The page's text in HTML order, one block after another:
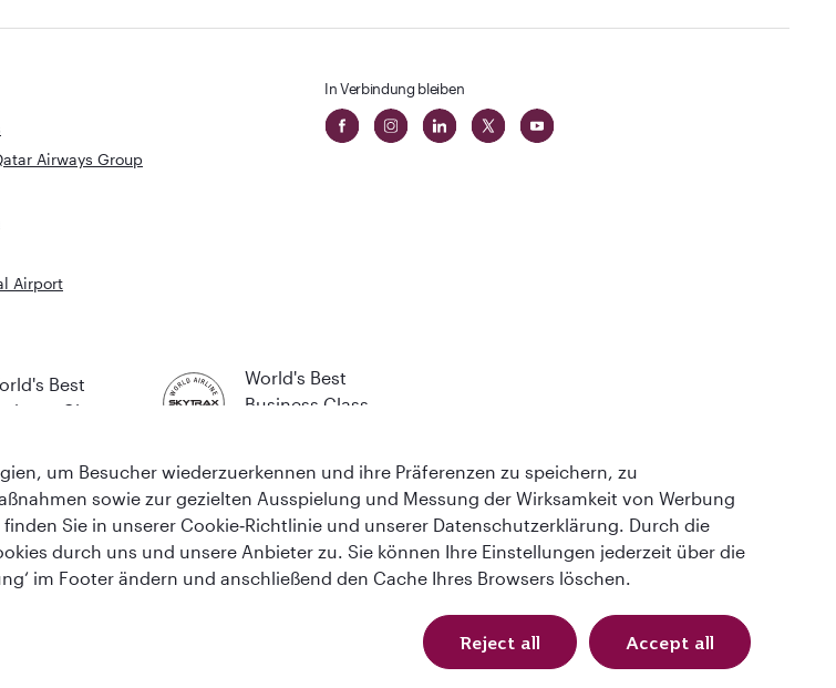
Airways Group
Airport
In Verbindung bleiben
Best
Class
World's Best
Business Class
QRH (German - EUR). Alle Rechte vorbehalten.
Europe (französische Unternehmensnummer (SIREN) 994 887 412) in Zusammenarbeit mit GOODTRAVEL (479 454 423
um Besucher wiederzuerkennen und ihre Präferenzen zu speichern, zu
sowie zur gezielten Ausspielung und Messung der Wirksamkeit von Werbung
Sie in unserer Cookie‑Richtlinie und unserer Datenschutzerklärung. Durch die
durch uns und unsere Anbieter zu. Sie können Ihre Einstellungen jederzeit über die
im Footer ändern und anschließend den Cache Ihres Browsers löschen.
Reject all Accept all